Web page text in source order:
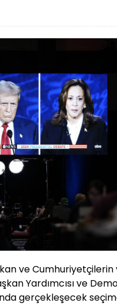
ve Cumhuriyetçilerin
Yardımcısı ve
gerçekleşecek